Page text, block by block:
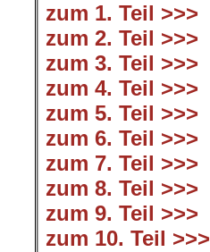
zum 1. Teil >>>
zum 2. Teil >>>
zum 3. Teil >>>
zum 4. Teil >>>
zum 5. Teil >>>
zum 6. Teil >>>
zum 7. Teil >>>
zum 8. Teil >>>
zum 9. Teil >>>
zum 10. Teil >>>